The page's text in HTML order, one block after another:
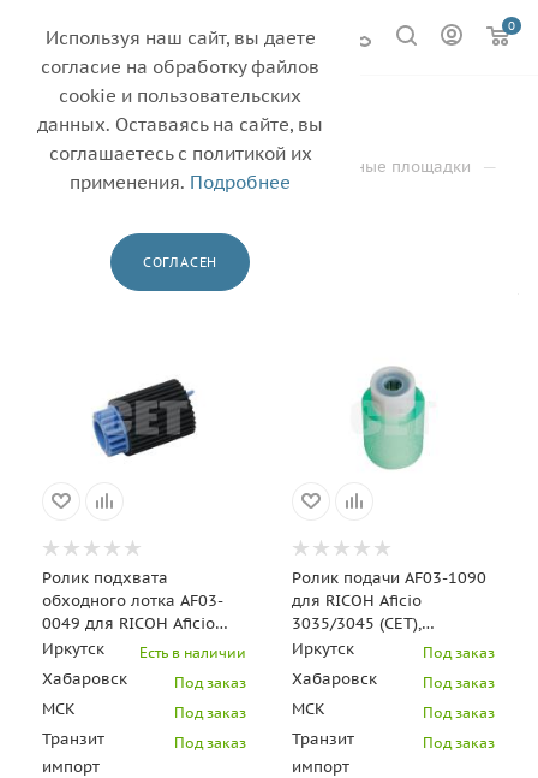
0
RICOH 69
Главная — Каталог — Ролики и тормозные площадки —
Ролики захвата — RICOH
Ролик подхвата
обходного лотка AF03-
0049 для RICOH Aficio
1035/1045 (CET), CET6434
Иркутск Есть в наличии
Хабаровск Под заказ
МСК Под заказ
Транзит
импорт
Под заказ
Ролик подачи AF03-1090
для RICOH Aficio
3035/3045 (CET),
CET6024N
Иркутск Под заказ
Хабаровск Под заказ
МСК Под заказ
Транзит
импорт
Под заказ
Используя наш сайт, вы даете
согласие на обработку файлов
cookie и пользовательских
данных. Оставаясь на сайте, вы
соглашаетесь с политикой их
применения. Подробнее
СОГЛАСЕН